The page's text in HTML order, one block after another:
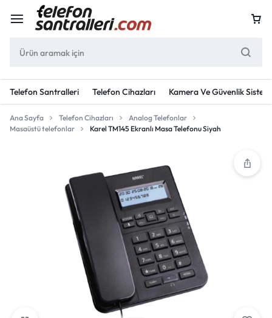
Telefon Santralleri Telefon Cihazları Kamera Ve Güvenlik
Ana Sayfa Telefon Cihazları
Analog Telefonlar
Masaüstü telefonlar
Karel TM145 Ekranlı Masa Telefonu Siyah